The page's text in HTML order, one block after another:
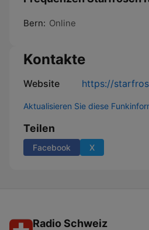
Bern: Online
Kontakte
Website https://
Aktualisieren Sie diese
Teilen
Facebook X
Radio Schweiz